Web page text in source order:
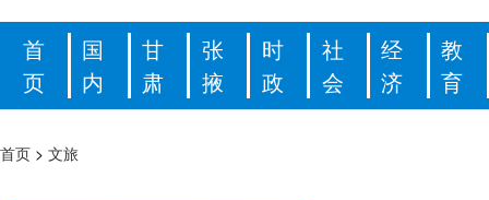
首
页
国
内
甘
肃
张
掖
时
政
社
会
经
济
教
育
首页 > 文旅